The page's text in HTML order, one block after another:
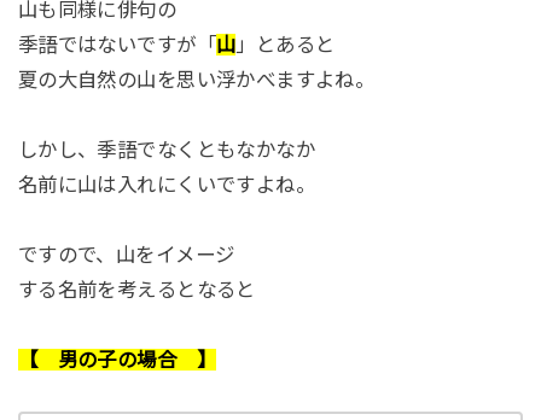
山も同様に俳句の
季語ではないですが「山 」とあると
夏の大自然の山を思い浮かべますよね。
しかし、季語でなくともなかなか
名前に山は入れにくいですよね。
ですので、山をイメージ
する名前を考えるとなると
【 男の子の場合 】